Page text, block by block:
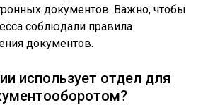
документов. Важно, чтобы
соблюдали правила
документов.
использует отдел для